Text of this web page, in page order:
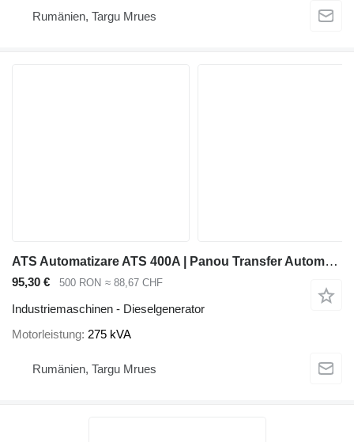
Rumänien, Targu Mrues
ATS Automatizare ATS 400A | Panou Transfer Automat | până la 275
95,30 € 500 RON ≈ 88,67 CHF
Industriemaschinen - Dieselgenerator
Motorleistung 275 kVA
Rumänien, Targu Mrues